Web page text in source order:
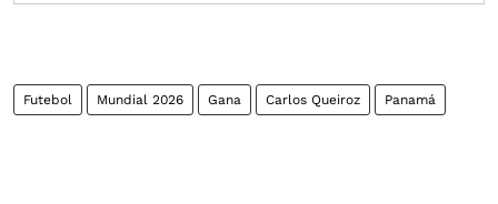
Futebol Mundial 2026 Gana Carlos Queiroz Panamá